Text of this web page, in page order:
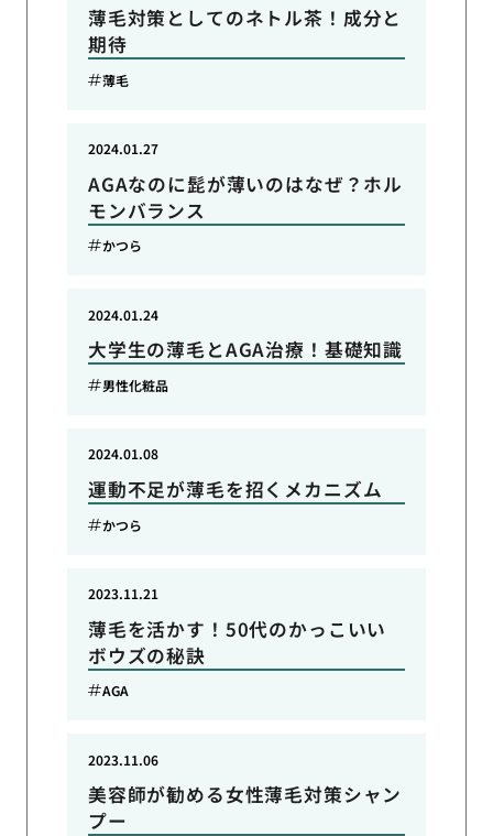
薄毛対策としてのネトル茶！成分と
期待
薄毛
AGAなのに髭が薄いのはなぜ？ホル
モンバランス
2024.01.27
かつら
大学生の薄毛とAGA治療！基礎知識
2024.01.24
男性化粧品
運動不足が薄毛を招くメカニズム
2024.01.08
かつら
薄毛を活かす！50代のかっこいい
ボウズの秘訣
2023.11.21
AGA
美容師が勧める女性薄毛対策シャン
プー
2023.11.06